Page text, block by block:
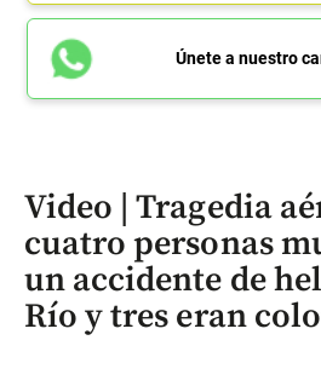
Únete a nuestro
Video | Tragedia
cuatro personas
un accidente de
Río y tres eran